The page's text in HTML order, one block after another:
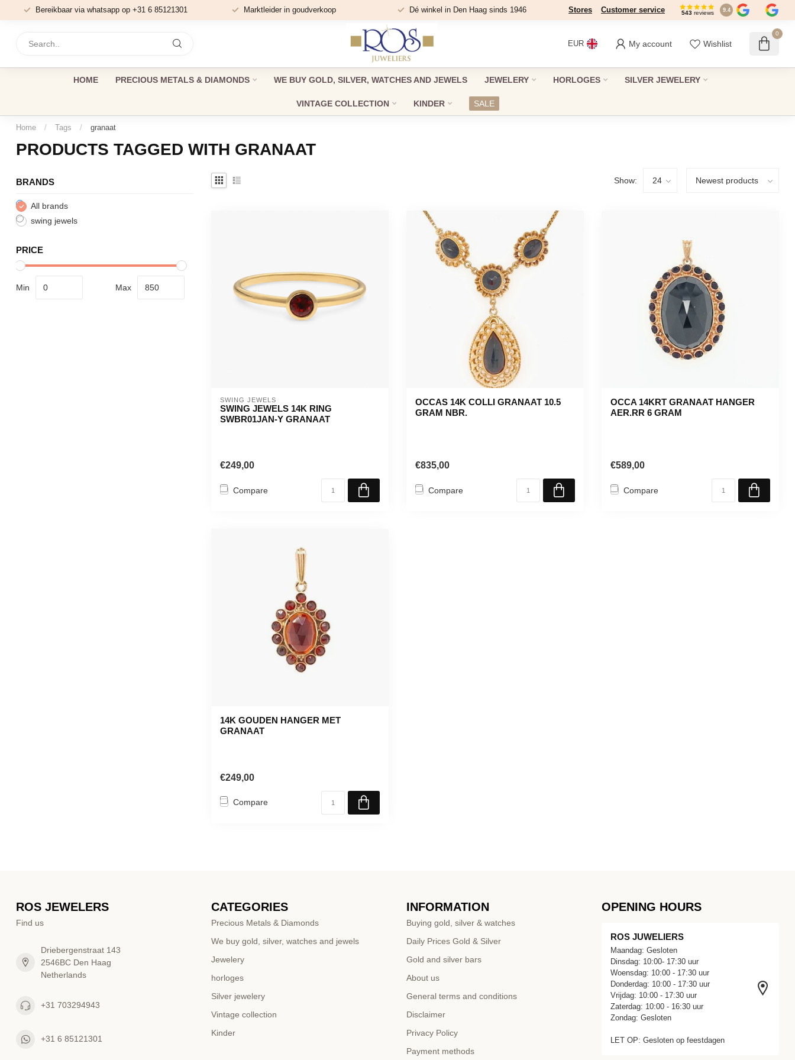
Bereikbaar via whatsapp op +31 6 85121301 Marktleider in goudverkoop Dé winkel in Den Haag sinds 1946 Stores Customer service 543 reviews 9.4
EUR My account Wishlist
0
HOME PRECIOUS METALS & DIAMONDS WE BUY GOLD, SILVER, WATCHES AND JEWELS JEWELERY HORLOGES SILVER JEWELERY
VINTAGE COLLECTION KINDER SALE
Home / Tags / granaat
PRODUCTS TAGGED WITH GRANAAT
BRANDS
All brands
swing jewels
PRICE
Min Max
Show:
SWING JEWELS
SWING JEWELS 14K RING
SWBR01JAN-Y GRANAAT
€249,00
Compare
OCCAS 14K COLLI GRANAAT 10.5
GRAM NBR.
€835,00
Compare
OCCA 14KRT GRANAAT HANGER
AER.RR 6 GRAM
€589,00
Compare
14K GOUDEN HANGER MET
GRANAAT
€249,00
Compare
ROS JEWELERS
Find us
Driebergenstraat 143
2546BC Den Haag
Netherlands
+31 703294943
+31 6 85121301
CATEGORIES
Precious Metals & Diamonds
We buy gold, silver, watches and jewels
Jewelery
horloges
Silver jewelery
Vintage collection
Kinder
INFORMATION
Buying gold, silver & watches
Daily Prices Gold & Silver
Gold and silver bars
About us
General terms and conditions
Disclaimer
Privacy Policy
Payment methods
OPENING HOURS
ROS JUWELIERS
Maandag: Gesloten
Dinsdag: 10:00- 17:30 uur
Woensdag: 10:00 - 17:30 uur
Donderdag: 10:00 - 17:30 uur
Vrijdag: 10:00 - 17:30 uur
Zaterdag: 10:00 - 16:30 uur
Zondag: Gesloten
LET OP: Gesloten op feestdagen